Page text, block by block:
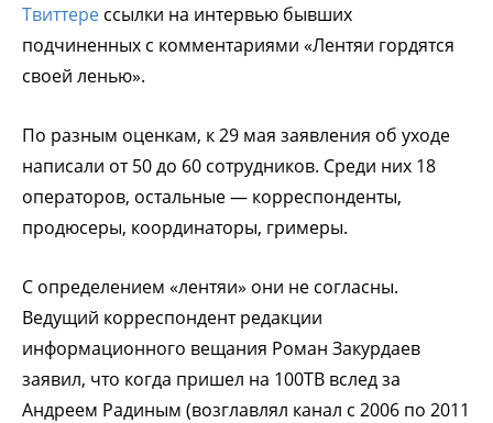
Твиттере ссылки на интервью бывших
подчиненных с комментариями «Лентяи гордятся
своей ленью».
По разным оценкам, к 29 мая заявления об уходе
написали от 50 до 60 сотрудников. Среди них 18
операторов, остальные — корреспонденты,
продюсеры, координаторы, гримеры.
С определением «лентяи» они не согласны.
Ведущий корреспондент редакции
информационного вещания Роман Закурдаев
заявил, что когда пришел на 100ТВ вслед за
Андреем Радиным (возглавлял канал с 2006 по 2011